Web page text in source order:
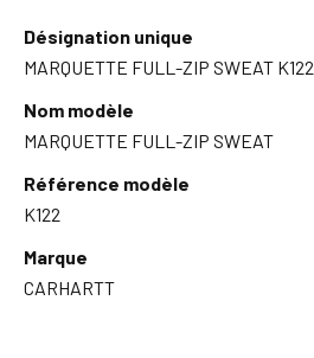
Désignation unique
MARQUETTE FULL-ZIP SWEAT K122
Nom modèle
MARQUETTE FULL-ZIP SWEAT
Référence modèle
K122
Marque
CARHARTT